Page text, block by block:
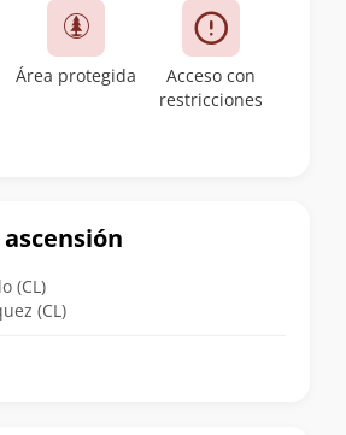
Área protegida
Acceso con
restricciones
(CL)
(CL)